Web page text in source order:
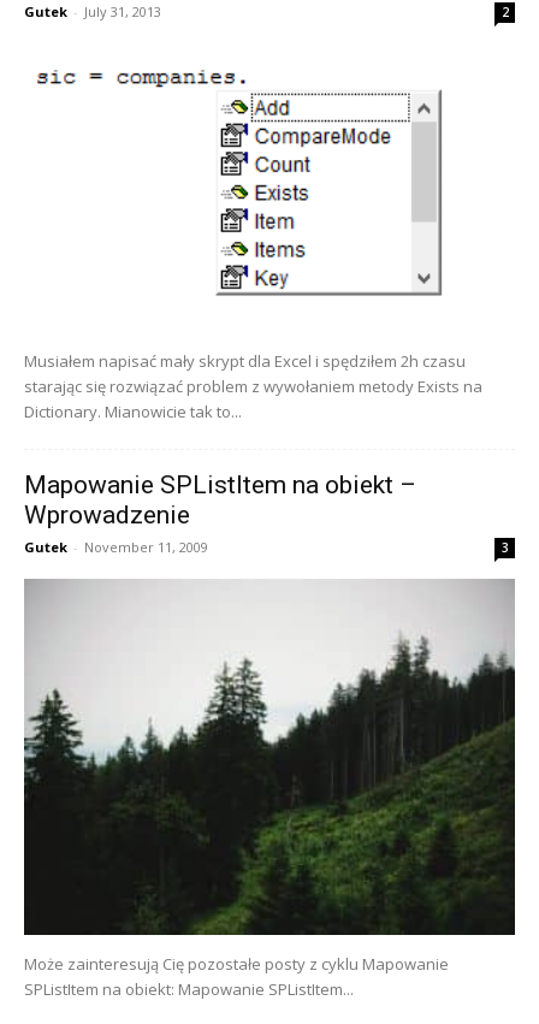
Gutek - July 31, 2013 2
Musiałem napisać mały skrypt dla Excel i spędziłem 2h czasu
starając się rozwiązać problem z wywołaniem metody Exists na
Dictionary. Mianowicie tak to...
Mapowanie SPListItem na obiekt –
Wprowadzenie
Gutek - November 11, 2009 3
Może zainteresują Cię pozostałe posty z cyklu Mapowanie
SPListItem na obiekt: Mapowanie SPListItem...